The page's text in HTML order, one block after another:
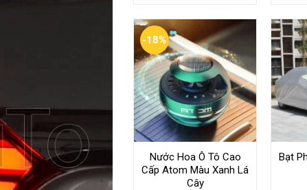
-18%
Nước Hoa Ô Tô Cao
Cấp Atom Màu Xanh Lá
Cây
Bạt